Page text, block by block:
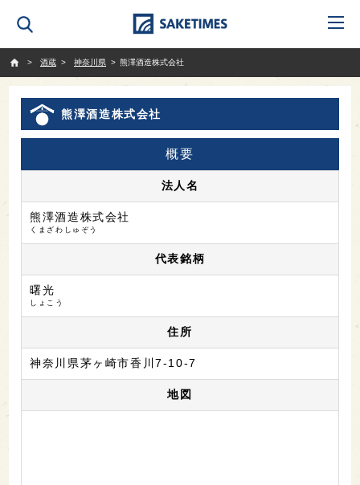
酒蔵
神奈川県 熊澤酒造株式会社
熊澤酒造株式会社
概要
法人名
熊澤酒造株式会社
くまざわしゅぞう
代表銘柄
曙光
しょこう
住所
神奈川県茅ヶ崎市香川7-10-7
地図